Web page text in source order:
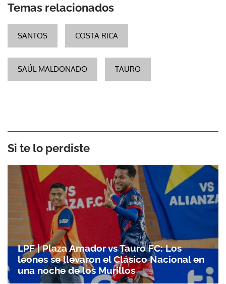
Temas relacionados
SANTOS COSTA RICA
SAÚL MALDONADO TAURO
Si te lo perdiste
LPF | Plaza Amador vs Tauro FC: Los
leones se llevaron el Clásico Nacional en
una noche de los Murillos